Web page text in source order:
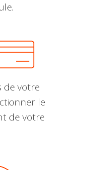
de votre
le
de votre